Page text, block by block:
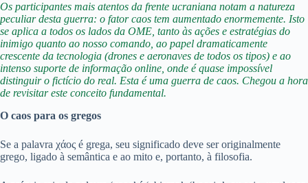
Os participantes mais atentos da frente ucraniana notam a natureza
peculiar desta guerra: o fator caos tem aumentado enormemente. Isto
se aplica a todos os lados da OME, tanto às ações e estratégias do
inimigo quanto ao nosso comando, ao papel dramaticamente
crescente da tecnologia (drones e aeronaves de todos os tipos) e ao
intenso suporte de informação online, onde é quase impossível
distinguir o fictício do real. Esta é uma guerra de caos. Chegou a hora
de revisitar este conceito fundamental.
O caos para os gregos
Se a palavra χάος é grega, seu significado deve ser originalmente
grego, ligado à semântica e ao mito e, portanto, à filosofia.